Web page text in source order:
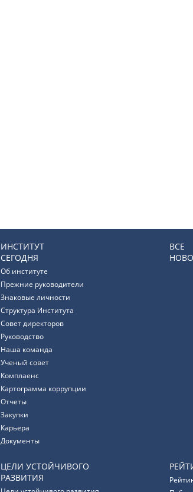
ИНСТИТУТ
СЕГОДНЯ
Об институте
Прежние руководители
Знаковые личности
Структура Института
Совет директоров
Руководство
Наша команда
Ученый совет
Комплаенс
Картограмма коррупции
Отчеты
Закупки
Карьера
Документы
ВСЕ
ЦЕЛИ УСТОЙЧИВОГО
РАЗВИТИЯ